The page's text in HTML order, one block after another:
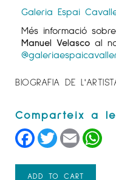
Galeria Espai
Més informació
Manuel Velasco al
BIOGRAFIA DE
Facebook
TwitterEmail
ADD TO CART